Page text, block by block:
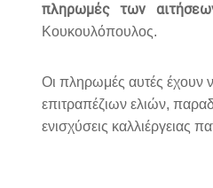
πληρωμές των
Κουκουλόπουλος.
Οι πληρωμές αυτές έχουν
επιτραπέζιων ελιών,
ενισχύσεις καλλιέργειας